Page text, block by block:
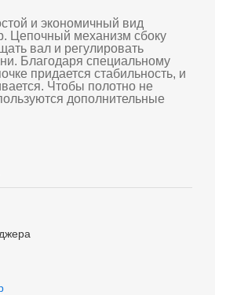
и экономичный вид
Цепочный механизм сбоку
вал и регулировать
Благодаря специальному
придается стабильность, и
Чтобы полотно не
дополнительные